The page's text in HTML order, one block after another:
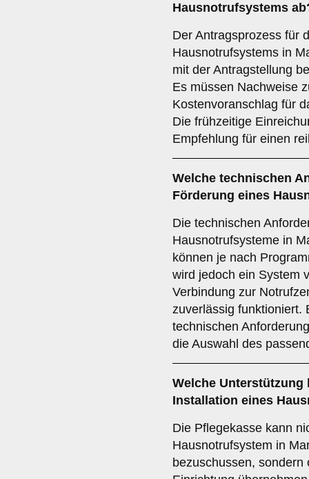
Hausnotrufsystems
Der Antragsprozess für
Hausnotrufsystems in
mit der Antragstellung
Es müssen Nachweise
Kostenvoranschlag für
Die frühzeitige
Empfehlung für einen
Welche technischen
Förderung eines
Die technischen
Hausnotrufsysteme in
können je nach
wird jedoch ein System
Verbindung zur
zuverlässig funktioniert.
technischen
die Auswahl des
Welche Unterstützung
Installation eines
Die Pflegekasse kann
Hausnotrufsystem in
bezuschussen,